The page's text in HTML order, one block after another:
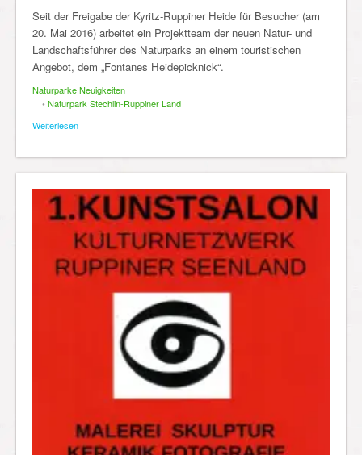
Seit der Freigabe der Kyritz-Ruppiner Heide für Besucher (am
20. Mai 2016) arbeitet ein Projektteam der neuen Natur- und
Landschaftsführer des Naturparks an einem touristischen
Angebot, dem „Fontanes Heidepicknick“.
Naturparke Neuigkeiten
• Naturpark Stechlin-Ruppiner Land
Weiterlesen